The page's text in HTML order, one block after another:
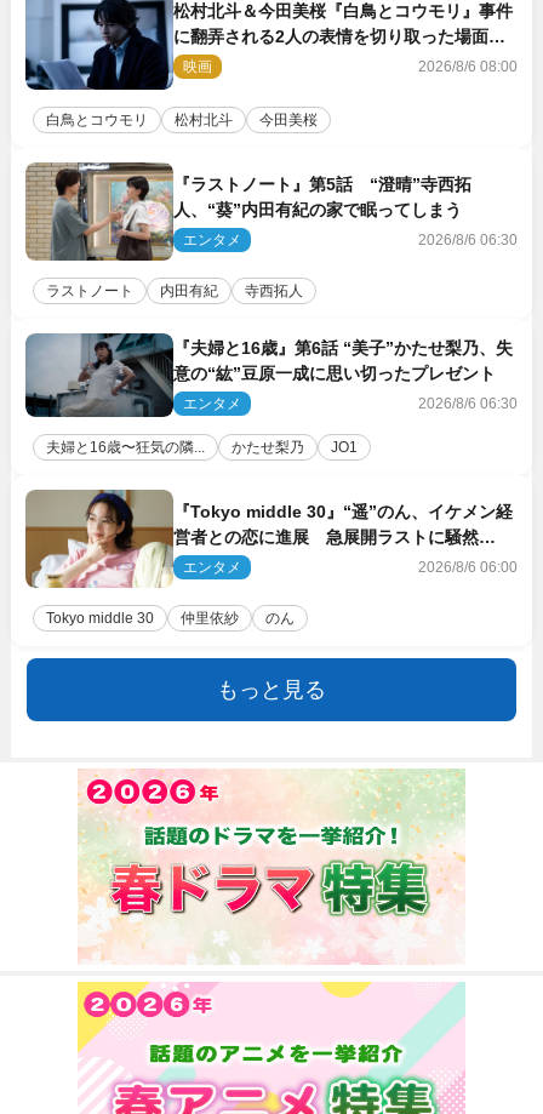
松村北斗＆今田美桜『白鳥とコウモリ』事件
に翻弄される2人の表情を切り取った場面写
真解禁
映画 2026/8/6 08:00
白鳥とコウモリ 松村北斗 今田美桜
『ラストノート』第5話 “澄晴”寺西拓
人、“葵”内田有紀の家で眠ってしまう
エンタメ 2026/8/6 06:30
ラストノート 内田有紀 寺西拓人
『夫婦と16歳』第6話 “美子”かたせ梨乃、失
意の“紘”豆原一成に思い切ったプレゼント
エンタメ 2026/8/6 06:30
夫婦と16歳〜狂気の隣... かたせ梨乃 JO1
『Tokyo middle 30』“遥”のん、イケメン経
営者との恋に進展 急展開ラストに騒然
「え…いきなり」「嫌な予感」
エンタメ 2026/8/6 06:00
Tokyo middle 30 仲里依紗 のん
もっと見る